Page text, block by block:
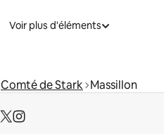
Voir plus d'éléments
Comté de Stark Massillon